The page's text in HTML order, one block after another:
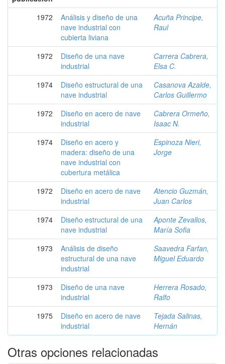
1972
Análisis y diseño de una
nave industrial con
cubierta liviana
Acuña Principe,
Raul
1972
Diseño de una nave
industrial
Carrera Cabrera,
Elsa C.
1974
Diseño estructural de una
nave industrial
Casanova Azalde,
Carlos Guillermo
1972
Diseño en acero de nave
industrial
Cabrera Ormeño,
Isaac N.
1974
Diseño en acero y
madera: diseño de una
nave industrial con
cubertura metálica
Espinoza Nieri,
Jorge
1972
Diseño en acero de nave
industrial
Atencio Guzmán,
Juan Carlos
1974
Diseño estructural de una
nave industrial
Aponte Zevallos,
María Sofia
1973
Análisis de diseño
estructural de una nave
industrial
Saavedra Farfan,
Miguel Eduardo
1973
Diseño de una nave
industrial
Herrera Rosado,
Ralfo
1975
Diseño en acero de nave
industrial
Tejada Salinas,
Hernán
Otras opciones relacionadas